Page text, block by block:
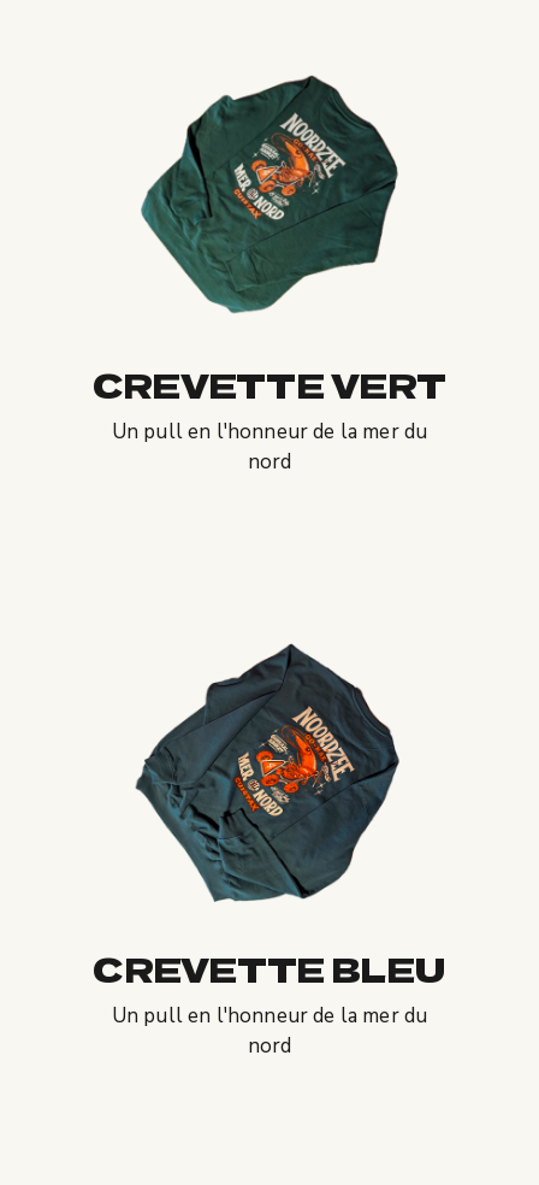
CREVETTE VERT
Un pull en l'honneur de la mer du
nord
CREVETTE BLEU
Un pull en l'honneur de la mer du
nord